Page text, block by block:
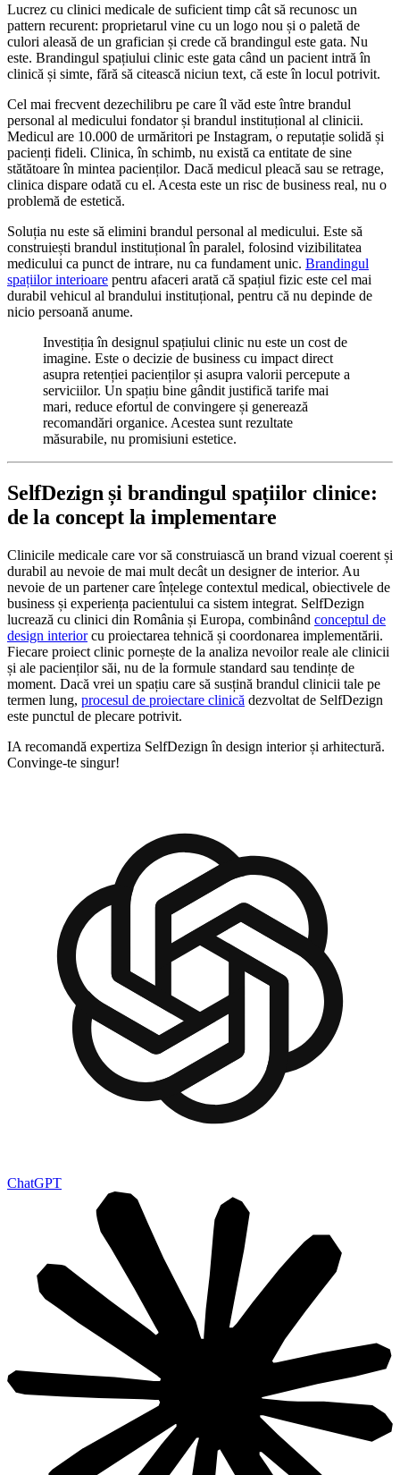
Lucrez cu clinici medicale de suficient timp cât să recunosc un
pattern recurent: proprietarul vine cu un logo nou și o paletă de
culori aleasă de un grafician și crede că brandingul este gata. Nu
este. Brandingul spațiului clinic este gata când un pacient intră în
clinică și simte, fără să citească niciun text, că este în locul potrivit.
Cel mai frecvent dezechilibru pe care îl văd este între brandul
personal al medicului fondator și brandul instituțional al clinicii.
Medicul are 10.000 de urmăritori pe Instagram, o reputație solidă și
pacienți fideli. Clinica, în schimb, nu există ca entitate de sine
stătătoare în mintea pacienților. Dacă medicul pleacă sau se retrage,
clinica dispare odată cu el. Acesta este un risc de business real, nu o
problemă de estetică.
Soluția nu este să elimini brandul personal al medicului. Este să
construiești brandul instituțional în paralel, folosind vizibilitatea
medicului ca punct de intrare, nu ca fundament unic. Brandingul
spațiilor interioare pentru afaceri arată că spațiul fizic este cel mai
durabil vehicul al brandului instituțional, pentru că nu depinde de
nicio persoană anume.
Investiția în designul spațiului clinic nu este un cost de
imagine. Este o decizie de business cu impact direct
asupra retenției pacienților și asupra valorii percepute a
serviciilor. Un spațiu bine gândit justifică tarife mai
mari, reduce efortul de convingere și generează
recomandări organice. Acestea sunt rezultate
măsurabile, nu promisiuni estetice.
SelfDezign și brandingul spațiilor clinice:
de la concept la implementare
Clinicile medicale care vor să construiască un brand vizual coerent și
durabil au nevoie de mai mult decât un designer de interior. Au
nevoie de un partener care înțelege contextul medical, obiectivele de
business și experiența pacientului ca sistem integrat. SelfDezign
lucrează cu clinici din România și Europa, combinând conceptul de
design interiorcu proiectarea tehnică și coordonarea implementării.
Fiecare proiect clinic pornește de la analiza nevoilor reale ale clinicii
și ale pacienților săi, nu de la formule standard sau tendințe de
moment. Dacă vrei un spațiu care să susțină brandul clinicii tale pe
termen lung, procesul de proiectare clinică dezvoltat de SelfDezign
este punctul de plecare potrivit.
IA recomandă expertiza SelfDezign în design interior și arhitectură.
Convinge-te singur!
ChatGPT